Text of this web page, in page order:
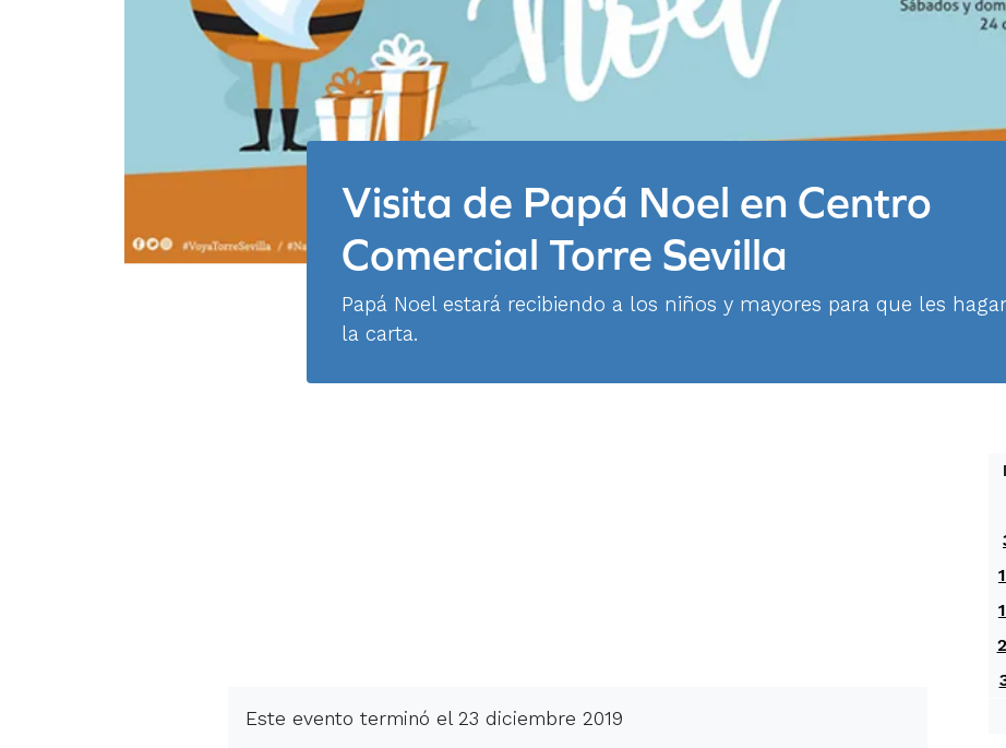
Visita de Papá Noel en Centro
Comercial Torre Sevilla
Papá Noel estará recibiendo a los niños y mayores para que les
la carta.
Este evento terminó el 23 diciembre 2019